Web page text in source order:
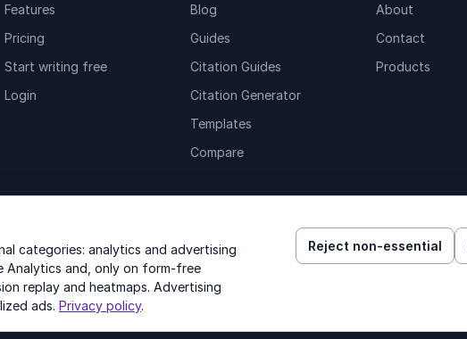
Features
Pricing
Start writing free
Login
Blog
Guides
Citation Guides
Citation Generator
Templates
Compare
About
Contact
Products
© 2026 GenText Group Inc. All rights reserved.
categories: analytics and advertising
Analytics and, only on form-free
replay and heatmaps. Advertising
ads. Privacy policy.
Reject non-essential